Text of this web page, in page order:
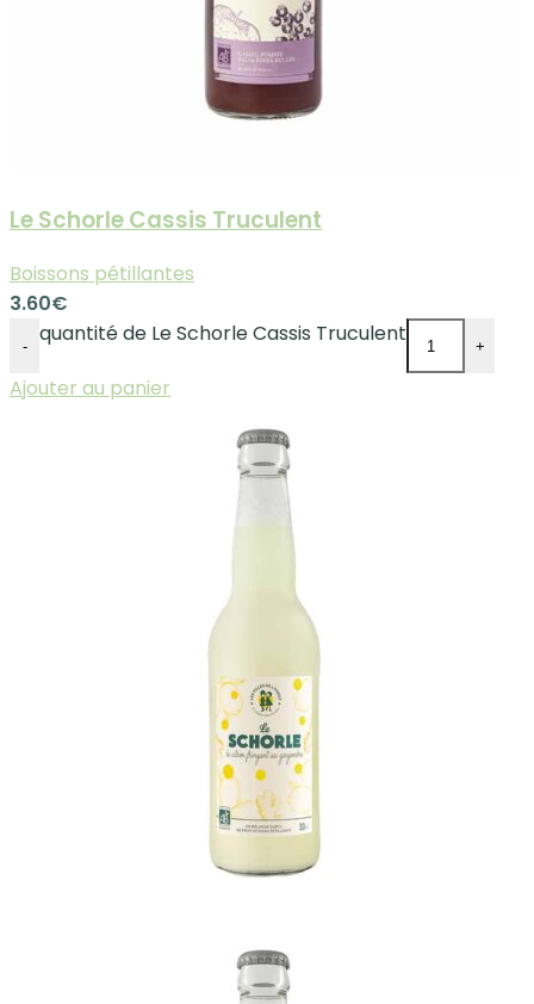
Le Schorle Cassis Truculent
Boissons pétillantes
3.60€
- quantité de Le Schorle Cassis Truculent +
Ajouter au panier